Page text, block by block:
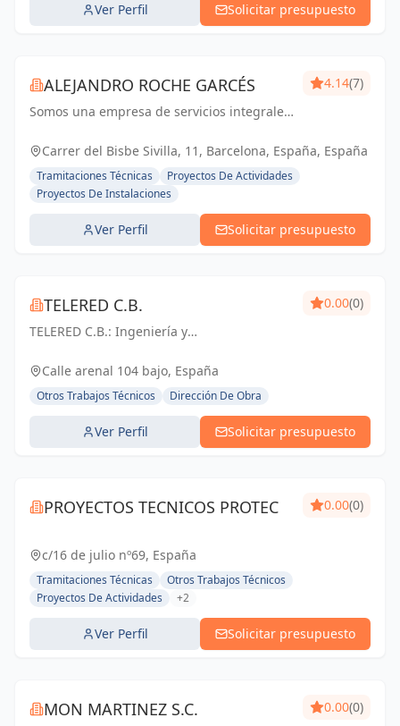
Ver Perfil Solicitar presupuesto
ALEJANDRO ROCHE GARCÉS
Somos una empresa de servicios integrales
necesidades técnicas de nuestr@s clientes
conocimie...
4.14(7)
Carrer del Bisbe Sivilla, 11, Barcelona, España, España
Tramitaciones Técnicas
Proyectos De Actividades
Proyectos De Instalaciones
Ver Perfil Solicitar presupuesto
TELERED C.B.
TELERED C.B.: Ingeniería y
conectado. Soluciones integrales, calidad y
experiencia en Vigo y Pontevedra.
0.00(0)
Calle arenal 104 bajo, España
Otros Trabajos Técnicos Dirección De Obra
Ver Perfil Solicitar presupuesto
PROYECTOS TECNICOS PROTEC 0.00(0)
c/16 de julio nº69, España
Tramitaciones Técnicas
Otros Trabajos Técnicos
Proyectos De Actividades
+2
Ver Perfil Solicitar presupuesto
MON MARTINEZ S.C. 0.00(0)